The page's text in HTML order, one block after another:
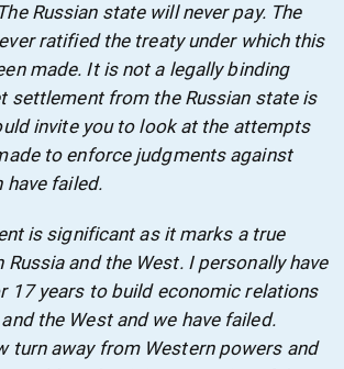
Russian state will never pay. The
ratified the treaty under which this
made. It is not a legally binding
settlement from the Russian state is
invite you to look at the attempts
to enforce judgments against
have failed.
is significant as it marks a true
and the West. I personally have
17 years to build economic relations
the West and we have failed.
turn away from Western powers and